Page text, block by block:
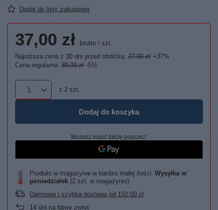
Dodaj do listy zakupowej
37,00 zł brutto / szt.
Najniższa cena z 30 dni przed obniżką: 27,00 zł +37%
Cena regularna: 39,00 zł -5%
z 2 szt.
Dodaj do koszyka
Możesz kupić także poprzez:
Produkt w magazynie w bardzo małej ilości Wysyłka w
poniedziałek (2 szt. w magazynie)
Darmowa i szybka dostawa od 150,00 zł
14 dni na łatwy zwrot